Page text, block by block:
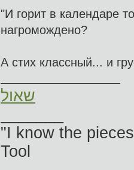
"И горит в календаре
нагромождено?
А стих классный... и
שאול
"I know the
Tool